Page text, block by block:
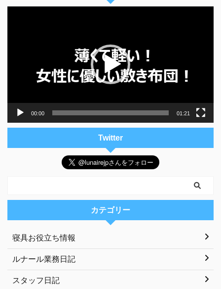
00:00 01:21
Twitter
カテゴリー
寝具お役立ち情報
ルナール業務日記
スタッフ日記